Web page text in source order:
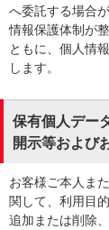
へ委託する場合
情報保護体制が
ともに、個人情
します。
保有個人デー
開示等および
お客様ご本人ま
関して、利用目
追加または削除